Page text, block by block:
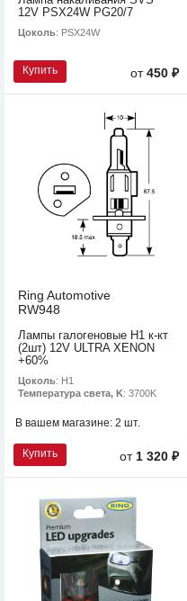
12V PSX24W PG20/7
Цоколь: PSX24W
Купить от450 ₽
Ring Automotive
RW948
Лампы галогеновые H1 к-кт
(2шт) 12V ULTRA XENON
+60%
Цоколь: H1
Температура света, K: 3700K
В вашем магазине: 2 шт.
Купить от 1 320 ₽